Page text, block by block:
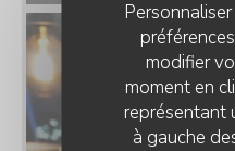
modifier
moment en
représentant
à gauche